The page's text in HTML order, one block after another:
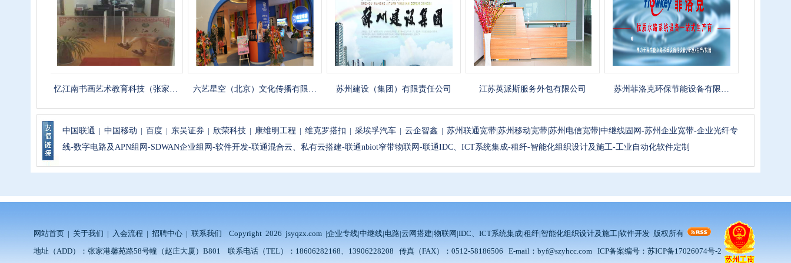
忆江南书画艺术教育科技（张家… 六艺星空（北京）文化传播有限… 苏州建设（集团）有限责任公司 江苏英派斯服务外包有限公司 苏州菲洛克环保节能设备有限…
中国联通 | 中国移动 | 百度 | 东吴证券 | 欣荣科技 | 康维明工程 | 维克罗搭扣 | 采埃孚汽车 | 云企智鑫 | 苏州联通宽带|苏州移动宽带|苏州电信宽带|中继线固网-苏州企业宽带-企业光纤专
线-数字电路及APN组网-SDWAN企业组网-软件开发-联通混合云、私有云搭建-联通nbiot窄带物联网-联通IDC、ICT系统集成-租纤-智能化组织设计及施工-工业自动化软件定制
网站首页 | 关于我们 | 入会流程 | 招聘中心 | 联系我们 Copyright 2026 jsyqzx.com |企业专线|中继线|电路|云网搭建|物联网|IDC、ICT系统集成|租纤|智能化组织设计及施工|软件开发 版权所有
地址（ADD）：张家港馨苑路58号幢（赵庄大厦）B801 联系电话（TEL）：18606282168、13906228208 传真（FAX）：0512-58186506 E-mail：byf@szyhcc.com ICP备案编号： 苏ICP备17026074号-2